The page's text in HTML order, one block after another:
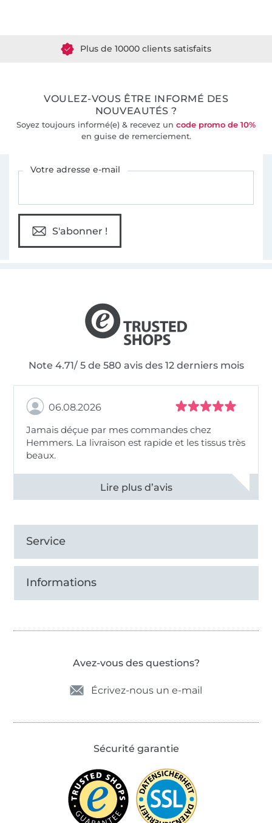
36 ans d'expérience
VOULEZ-VOUS ÊTRE INFORMÉ DES
NOUVEAUTÉS ?
Soyez toujours informé(e) & recevez un code promo de 10%
en guise de remerciement.
Votre adresse e-mail
S'abonner !
Note 4.71/ 5 de 580 avis des 12 derniers mois
06.08.2026
Jamais déçue par mes commandes chez
Hemmers. La livraison est rapide et les tissus très
beaux.
Voir tous les 11496 commentaires
Service
Informations
Avez-vous des questions?
Écrivez-nous un e-mail
Sécurité garantie